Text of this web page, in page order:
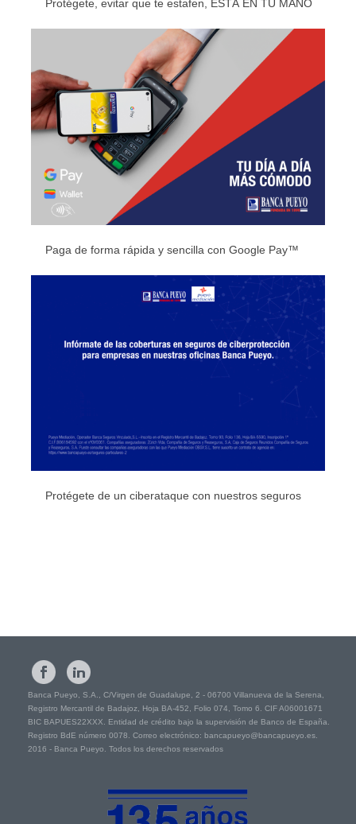
Protégete, evitar que te estafen, ESTÁ EN TU MANO
Paga de forma rápida y sencilla con Google Pay™
Protégete de un ciberataque con nuestros seguros
Banca Pueyo, S.A., C/Virgen de Guadalupe, 2 - 06700 Villanueva de la Serena,
Registro Mercantil de Badajoz, Hoja BA-452, Folio 074, Tomo 6. CIF A06001671
BIC BAPUES22XXX. Entidad de crédito bajo la supervisión de Banco de España.
Registro BdE número 0078. Correo electrónico: bancapueyo@bancapueyo.es.
2016 - Banca Pueyo. Todos los derechos reservados